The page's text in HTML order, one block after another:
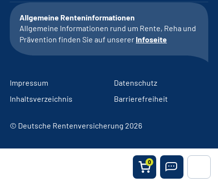
0
Allgemeine Renteninformationen
Allgemeine Informationen rund um Rente, Reha und
Prävention finden Sie auf unserer Infoseite
Impressum
Datenschutz
Inhaltsverzeichnis
Barrierefreiheit
© Deutsche Rentenversicherung 2026